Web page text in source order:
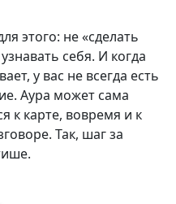
этого: не «сделать
себя. И когда
у вас не всегда есть
Аура может сама
к карте, вовремя и к
Так, шаг за